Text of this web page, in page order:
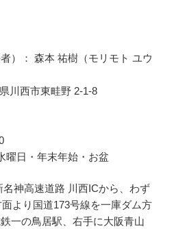
）： 森本 祐樹（モリモト ユウ
川西市東畦野 2-1-8
曜日・年末年始・お盆
神高速道路 川西ICから、わず
より国道173号線を一庫ダム方
一の鳥居駅、右手に大阪青山